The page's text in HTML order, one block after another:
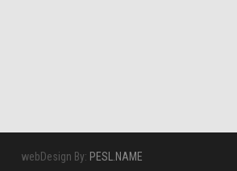
webDesign By: PESL.NAME